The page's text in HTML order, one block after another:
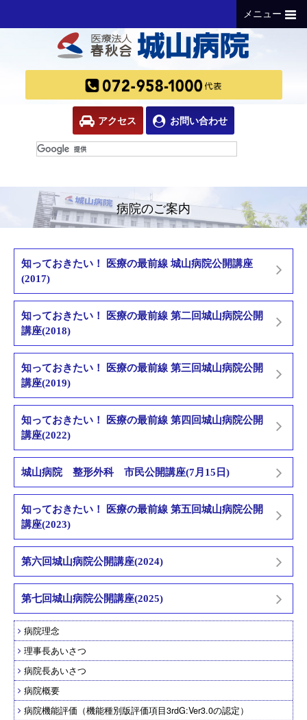
アクセス お問い合わせ
メニュー
病院のご案内
知っておきたい！ 医療の最前線 城山病院公開講座
(2017)
知っておきたい！ 医療の最前線 第二回城山病院公開
講座(2018)
知っておきたい！ 医療の最前線 第三回城山病院公開
講座(2019)
知っておきたい！ 医療の最前線 第四回城山病院公開
講座(2022)
城山病院 整形外科 市民公開講座(7月15日)
知っておきたい！ 医療の最前線 第五回城山病院公開
講座(2023)
第六回城山病院公開講座(2024)
第七回城山病院公開講座(2025)
病院理念
理事長あいさつ
病院長あいさつ
病院概要
病院機能評価（機能種別版評価項目3rdG:Ver3.0の認定）